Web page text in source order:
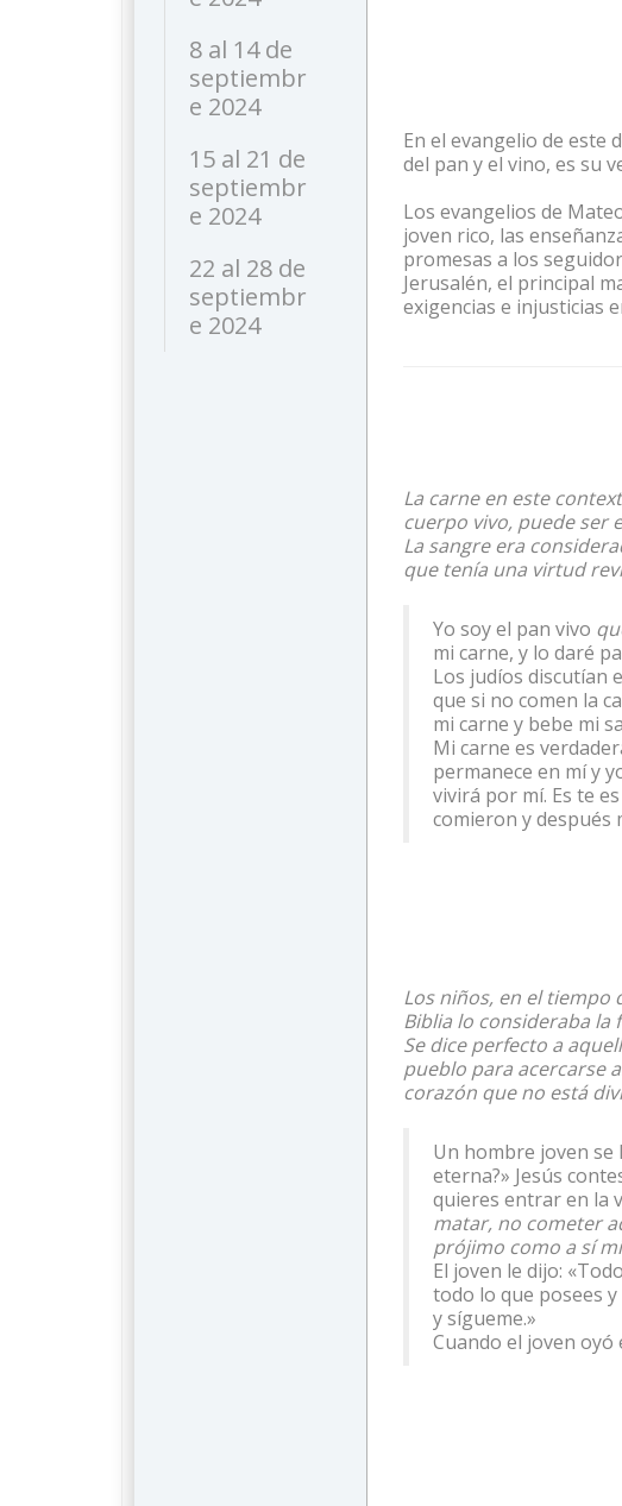
8 al 14 de
septiembr
e 2024
15 al 21 de
septiembr
e 2024
22 al 28 de
septiembr
e 2024
En el evangelio de este
del pan y el vino, es su
Los evangelios de
joven rico, las
promesas a los
Jerusalén, el principal
exigencias e injusticias
La carne en este
cuerpo vivo, puede ser
La sangre era
que tenía una virtud
Yo soy el pan vivo
mi carne, y lo daré
Los judíos discutían
que si no comen la
mi carne y bebe mi
Mi carne es
permanece en mí y
vivirá por mí. Es te es
comieron y después
Los niños, en el tiempo
Biblia lo consideraba la
Se dice perfecto a
pueblo para acercarse
corazón que no está
Un hombre joven se
eterna?» Jesús
quieres entrar en la
matar, no cometer
prójimo como a sí
El joven le dijo:
todo lo que posees
y sígueme.»
Cuando el joven